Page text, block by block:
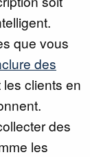
que vous
des
clients en
des
les